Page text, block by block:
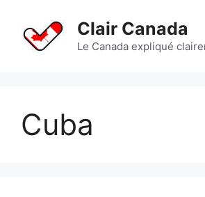
contenu
Clair Canada
Le Canada expliqué
Cuba